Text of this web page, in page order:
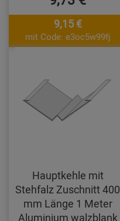
9,15 €
mit Code: e3oc5w99fj
Hauptkehle mit
Stehfalz Zuschnitt 400
mm Länge 1 Meter
Aluminium walzblank